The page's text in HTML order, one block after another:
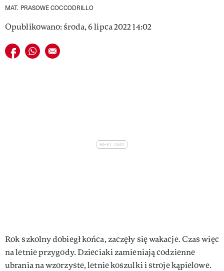
VIVA!PEOPLE POWER
VIVA!ITAKA
MAGAZYN VIVA!
MAT. PRASOWE COCCODRILLO
Opublikowano: środa, 6 lipca 2022 14:02
Udostępnij na facebook
Udostępnij na whatsapp
E-mail do przyjaciela
Rok szkolny dobiegł końca, zaczęły się wakacje. Czas więc
na letnie przygody. Dzieciaki zamieniają codzienne
ubrania na wzorzyste, letnie koszulki i stroje kąpielowe.